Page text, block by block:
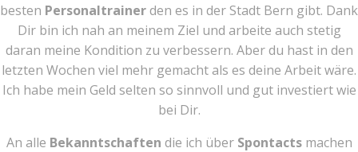
besten Personaltrainerden es in der Stadt Bern gibt. Dank
Dir bin ich nah an meinem Ziel und arbeite auch stetig
daran meine Kondition zu verbessern. Aber du hast in den
letzten Wochen viel mehr gemacht als es deine Arbeit wäre.
Ich habe mein Geld selten so sinnvoll und gut investiert wie
bei Dir.
An alle Bekanntschaften die ich über Spontacts machen